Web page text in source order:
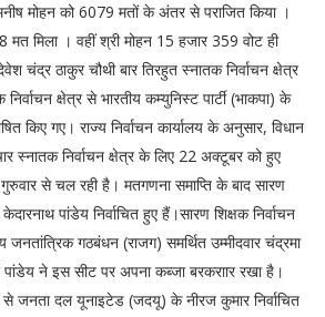
मोहन को 6079 मतों के अंतर से पराजित किया ।
मत मिला । वहीं श्री मोहन 15 हजार 359 वोट ही
चंद्र ठाकुर चौथी बार तिरहुत स्नातक निर्वाचन क्षेत्र
क्षेत्र से भारतीय कम्युनिस्ट पार्टी (भाकपा) के
किए गए। राज्य निर्वाचन कार्यालय के अनुसार, विधान
स्नातक निर्वाचन क्षेत्र के लिए 22 अक्टूबर को हुए
से चल रही है। मतगणना समाप्ति के बाद सारण
पांडेय निर्वाचित हुए हैं।सारण शिक्षक निर्वाचन
जनतांत्रिक गठबंधन (राजग) समर्थित उम्मीदवार चंद्रमा
पांडेय ने इस सीट पर अपना कब्जा बरकराार रखा है।
से जनता दल यूनाइटेड (जदयू) के नीरज कुमार निर्वाचित